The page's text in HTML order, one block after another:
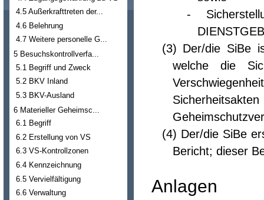
4.5 Außerkrafttreten der...
4.6 Belehrung
4.7 Weitere personelle G...
5 Besuchskontrollverfa...
5.1 Begriff und Zweck
5.2 BKV Inland
5.3 BKV-Ausland
6 Materieller Geheimsc...
6.1 Begriff
6.2 Erstellung von VS
6.3 VS-Kontrollzonen
6.4 Kennzeichnung
6.5 Vervielfältigung
6.6 Verwaltung
-
(3) Der/die SiBe
welche die
(4) Der/die SiBe
Bericht; dieser
Anlagen